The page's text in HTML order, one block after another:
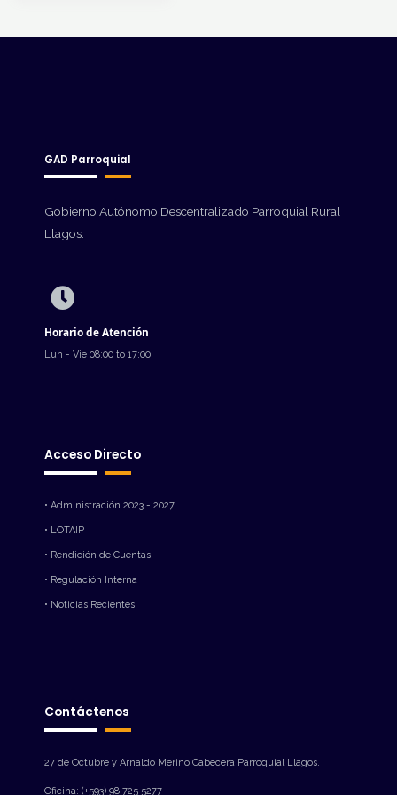
GAD Parroquial
Gobierno Autónomo Descentralizado Parroquial Rural
Llagos.
Horario de Atención
Lun - Vie 08:00 to 17:00
Acceso Directo
• Administración 2023 - 2027
• LOTAIP
• Rendición de Cuentas
• Regulación Interna
• Noticias Recientes
Contáctenos
27 de Octubre y Arnaldo Merino Cabecera Parroquial Llagos.
Oficina: (+593) 98 725 5277